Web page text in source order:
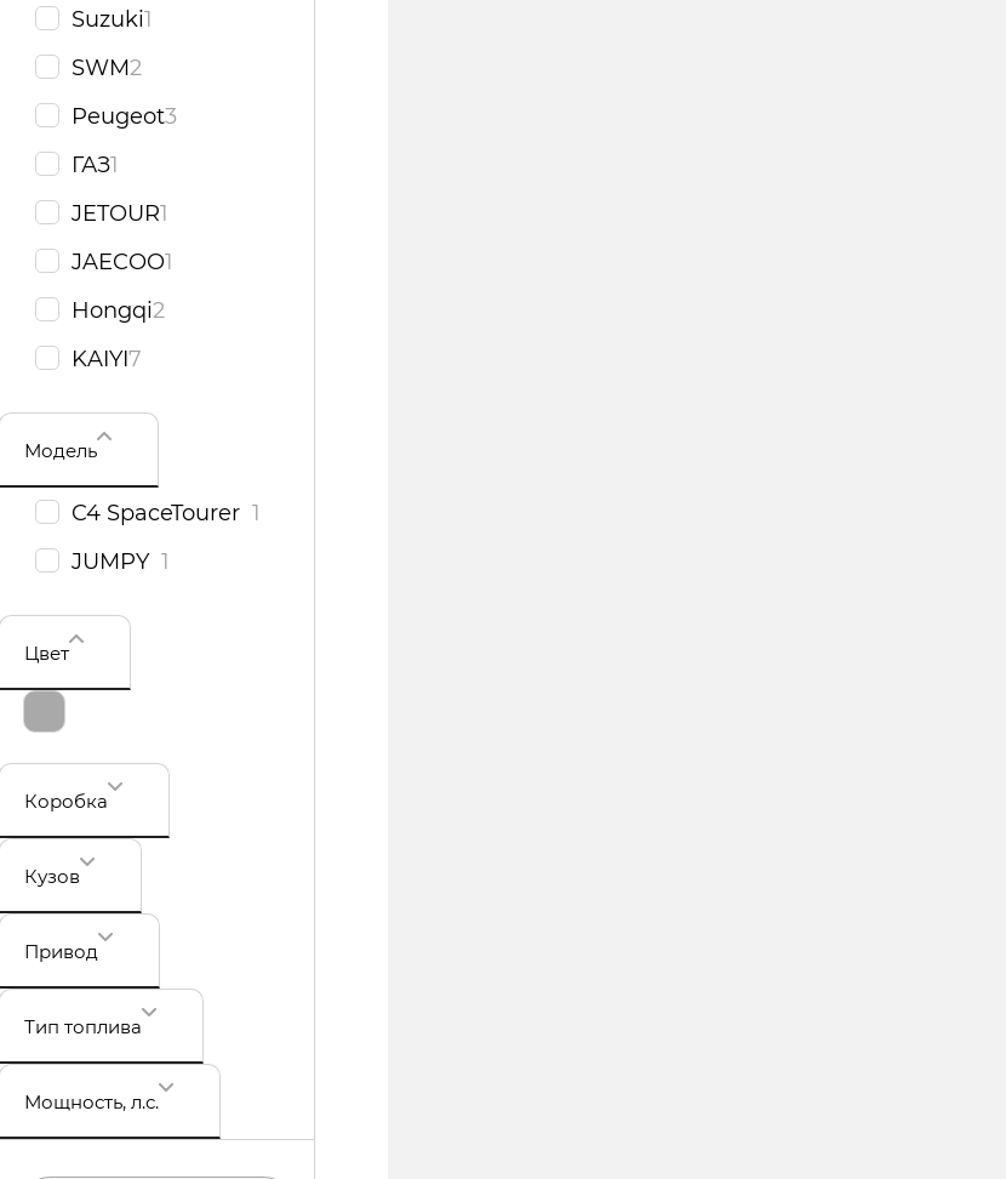
Suzuki1
SWM2
Peugeot3
ГАЗ1
JETOUR1
JAECOO1
Hongqi2
KAIYI7
Модель
C4 SpaceTourer 1
JUMPY 1
Цвет
Коробка
Кузов
Привод
Тип топлива
Мощность, л.с.